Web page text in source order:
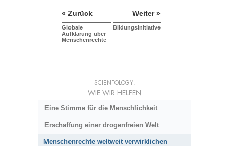
« Zurück
Globale
Aufklärung über
Menschenrechte
Weiter »
Bildungsinitiative
SCIENTOLOGY:
WIE WIR HELFEN
Eine Stimme für die Menschlichkeit
Erschaffung einer drogenfreien Welt
Menschenrechte weltweit verwirklichen